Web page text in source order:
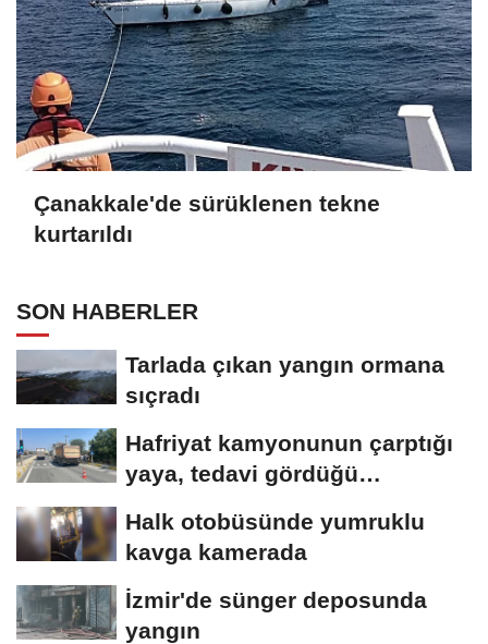
Çanakkale'de sürüklenen tekne
kurtarıldı
SON HABERLER
Tarlada çıkan yangın ormana
sıçradı
Hafriyat kamyonunun çarptığı
yaya, tedavi gördüğü
Halk otobüsünde yumruklu
kavga kamerada
İzmir'de sünger deposunda
yangın